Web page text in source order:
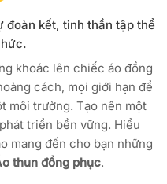
đoàn kết, tinh thần tập thể
khoác lên chiếc áo đồng
cách, mọi giới hạn để
môi trường. Tạo nên một
triển bền vững. Hiểu
mang đến cho bạn những
thun đồng phục.